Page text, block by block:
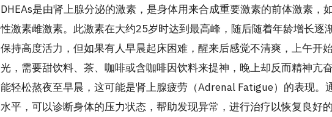
DHEAs是由肾上腺分泌的激素，是身体用来合成重要激素的前体激素，
性激素雌激素。此激素在大约25岁时达到最高峰，随后随着年龄增长逐
保持高度活力，但如果有人早晨起床困难，醒来后感觉不清爽，上午开
光，需要甜饮料、茶、咖啡或含咖啡因饮料来提神，晚上却反而精神亢
能轻松熬夜至早晨，这可能是肾上腺疲劳（Adrenal Fatigue）的表现。
水平，可以诊断身体的压力状态，帮助发现异常，进行治疗以恢复良好